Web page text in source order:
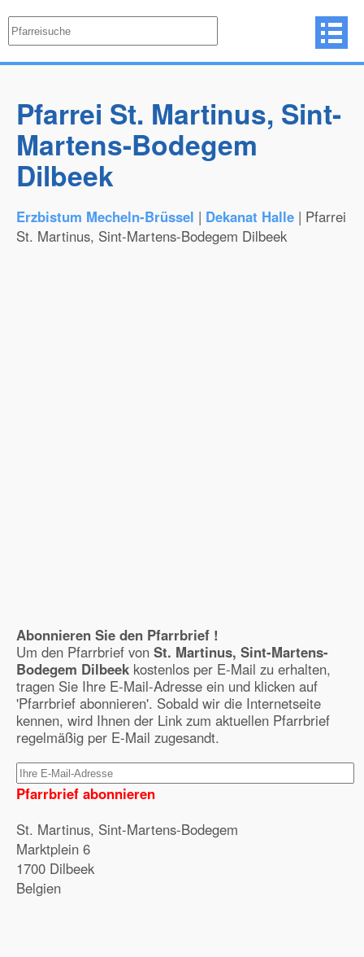
Pfarrei St. Martinus, Sint-
Martens-Bodegem
Dilbeek
Erzbistum Mecheln-Brüssel | Dekanat Halle | Pfarrei
St. Martinus, Sint-Martens-Bodegem Dilbeek
Abonnieren Sie den Pfarrbrief !
Um den Pfarrbrief von St. Martinus, Sint-Martens-
Bodegem Dilbeek kostenlos per E-Mail zu erhalten,
tragen Sie Ihre E-Mail-Adresse ein und klicken auf
'Pfarrbrief abonnieren'. Sobald wir die Internetseite
kennen, wird Ihnen der Link zum aktuellen Pfarrbrief
regelmäßig per E-Mail zugesandt.
Pfarrbrief abonnieren
St. Martinus, Sint-Martens-Bodegem
Marktplein 6
1700 Dilbeek
Belgien